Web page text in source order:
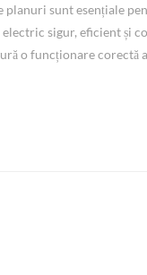
planuri sunt esențiale
sigur, eficient și
o funcționare corectă a